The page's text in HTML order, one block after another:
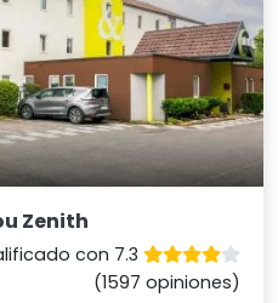
Zenith
con 7.3
(1597 opiniones)